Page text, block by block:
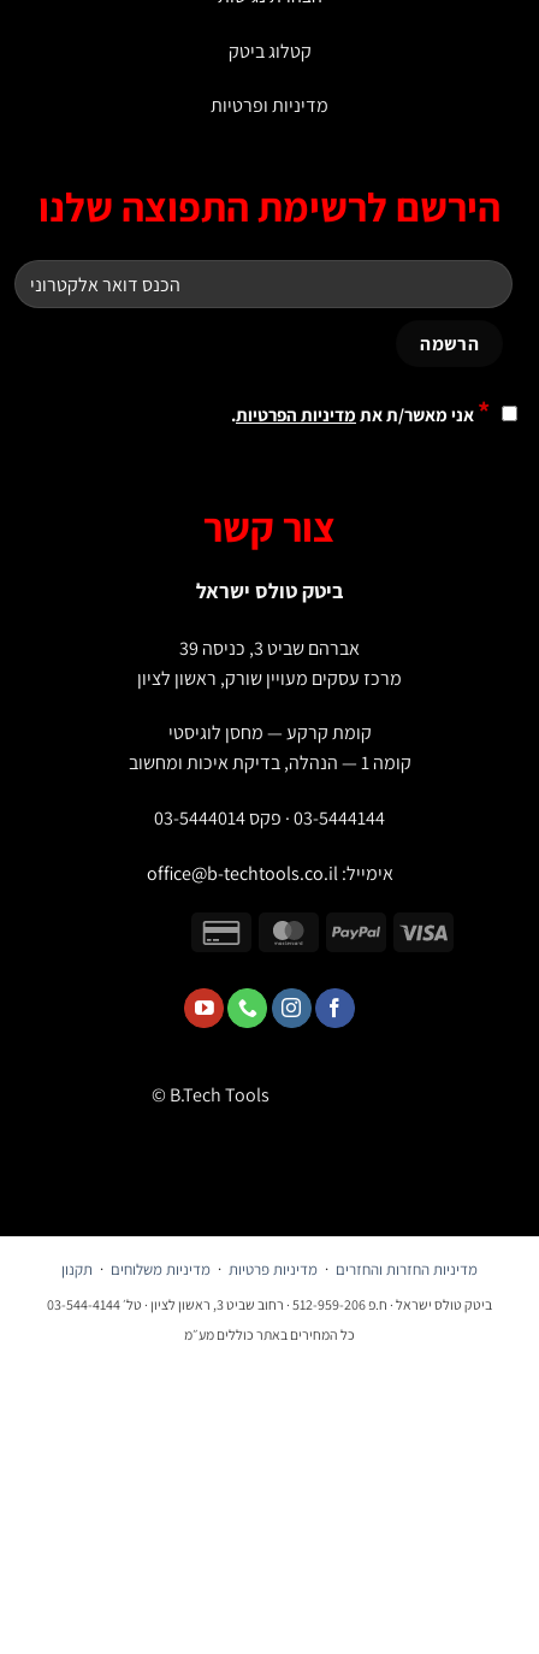
קטלוג ביטק
מדיניות ופרטיות
לרשימת התפוצה שלנו
אני מאשר/ת אתמדיניות הפרטיות.
צור קשר
ביטק טולס ישראל
אברהם שביט 3, כניסה 39
מרכז עסקים מעויין שורק, ראשון לציון
קומת קרקע — מחסן לוגיסטי
03-5444144 · פקס 03-5444014
אימייל:office@b-techtools.co.il
© B.Tech Tools
מדיניות החזרות והחזרים ·מדיניות פרטיות·מדיניות משלוחים·תקנון
ביטק טולס ישראל · ח.פ 512-959-206 · רחוב שביט 3, ראשון לציון · טל׳ 03-544-4144
כל המחירים באתר כוללים מע״מ